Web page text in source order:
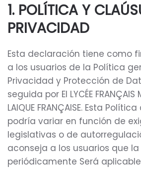
1. POLÍTICA Y
PRIVACIDAD
Esta declaración tiene como
a los usuarios de la Política
Privacidad y Protección de
seguida por El LYCÉE FRANÇAIS
LAIQUE FRANÇAISE. Esta
podría variar en función de
legislativas o de
aconseja a los usuarios que
periódicamente Será